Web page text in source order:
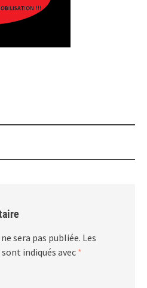
sera pas publiée. Les
indiqués avec *